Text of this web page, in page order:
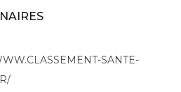
SANTE-